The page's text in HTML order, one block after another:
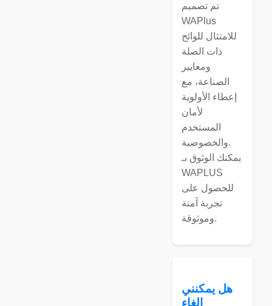
تم تصميم
WAPlus
للامتثال للوائح
ذات الصلة
ومعايير
الصناعة، مع
إعطاء الأولوية
لأمان
المستخدم
والخصوصية.
يمكنك الوثوق بـ
WAPLUS
للحصول على
تجربة آمنة
وموثوقة.
هل يمكنني
إلغاء